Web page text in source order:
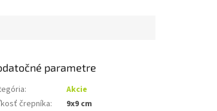
parametre
:
Akcie
črepníka:
9x9 cm